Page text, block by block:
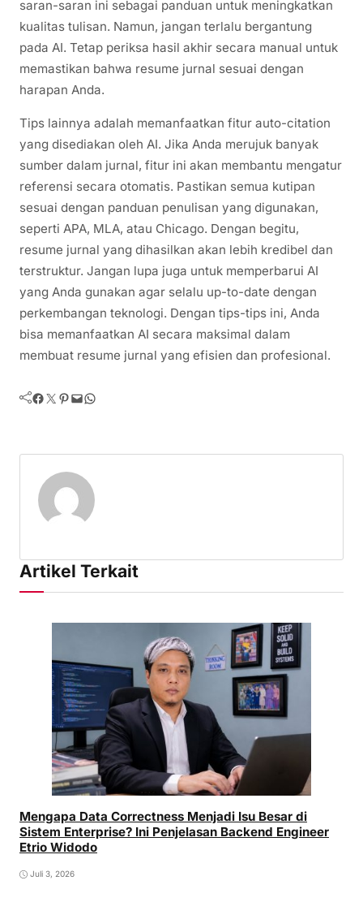
saran-saran ini sebagai panduan untuk meningkatkan
kualitas tulisan. Namun, jangan terlalu bergantung
pada AI. Tetap periksa hasil akhir secara manual untuk
memastikan bahwa resume jurnal sesuai dengan
harapan Anda.
Tips lainnya adalah memanfaatkan fitur auto-citation
yang disediakan oleh AI. Jika Anda merujuk banyak
sumber dalam jurnal, fitur ini akan membantu mengatur
referensi secara otomatis. Pastikan semua kutipan
sesuai dengan panduan penulisan yang digunakan,
seperti APA, MLA, atau Chicago. Dengan begitu,
resume jurnal yang dihasilkan akan lebih kredibel dan
terstruktur. Jangan lupa juga untuk memperbarui AI
yang Anda gunakan agar selalu up-to-date dengan
perkembangan teknologi. Dengan tips-tips ini, Anda
bisa memanfaatkan AI secara maksimal dalam
membuat resume jurnal yang efisien dan profesional.
Facebook Twitter Pinterest Mail WhatsApp
Artikel Terkait
Mengapa Data Correctness Menjadi Isu Besar di
Sistem Enterprise? Ini Penjelasan Backend Engineer
Etrio Widodo
Juli 3, 2026